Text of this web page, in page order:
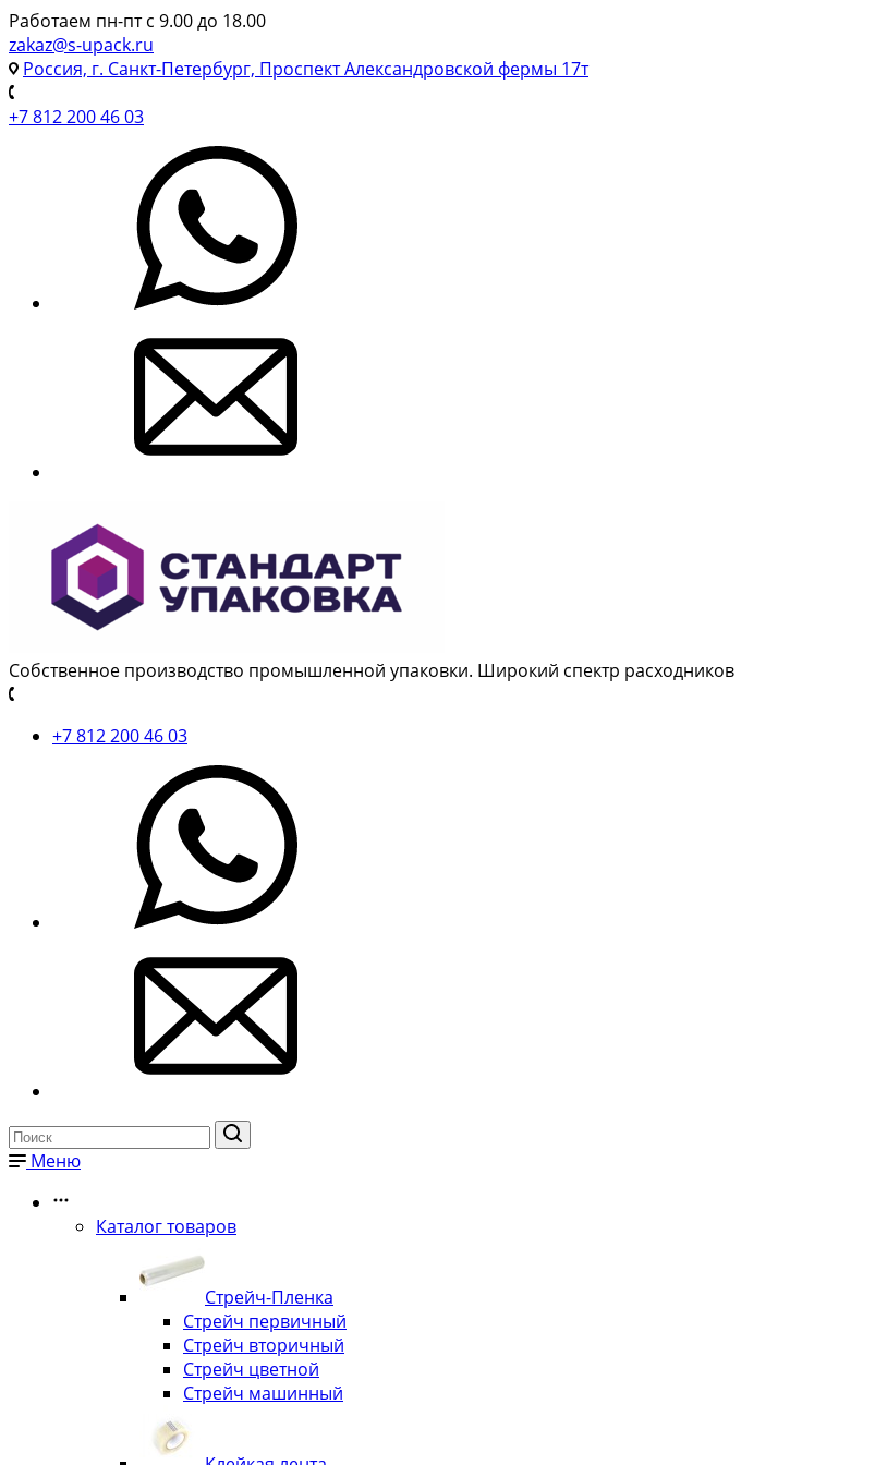
Работаем пн-пт с 9.00 до 18.00
zakaz@s-upack.ru
Россия, г. Санкт-Петербург, Проспект Александровской фермы 17т
+7 812 200 46 03
Собственное производство промышленной упаковки. Широкий спектр расходников
+7 812 200 46 03
Меню
Каталог товаров
Стрейч-Пленка
Стрейч первичный
Стрейч вторичный
Стрейч цветной
Стрейч машинный